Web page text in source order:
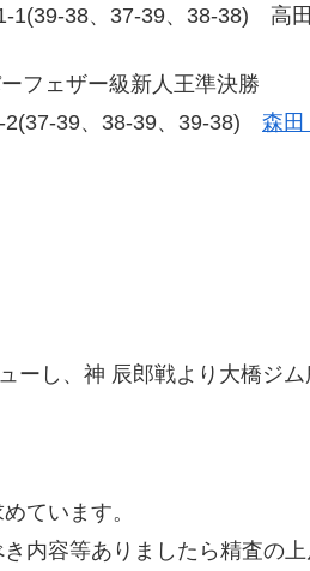
38、37-39、38-38) 高
フェザー級新人王準決勝
39、38-39、39-38) 森田
ーし、神 辰郎戦より大橋ジム
ています。
内容等ありましたら精査の